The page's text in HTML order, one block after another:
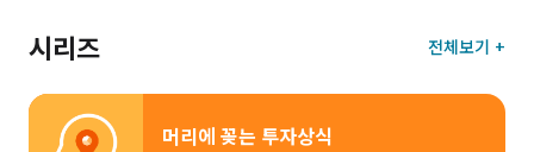
시리즈 전체보기 +
머리에 꽂는 투자상식